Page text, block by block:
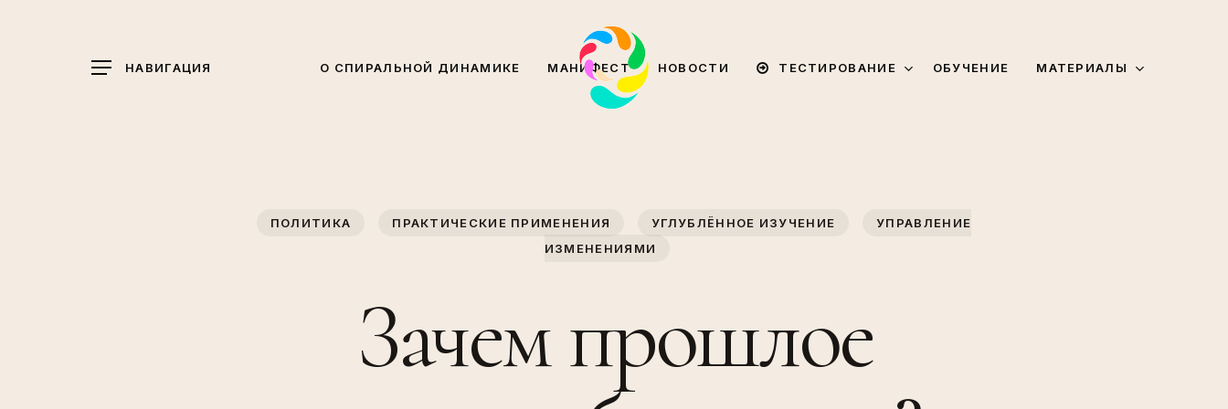
НАВИГАЦИЯ О СПИРАЛЬНОЙ ДИНАМИКЕ МАНИФЕСТ НОВОСТИ ТЕСТИРОВАНИЕ ОБУЧЕНИЕ МАТЕРИАЛЫ
ПОЛИТИКА ПРАКТИЧЕСКИЕ ПРИМЕНЕНИЯ УГЛУБЛЁННОЕ ИЗУЧЕНИЕ
УПРАВЛЕНИЕ
ИЗМЕНЕНИЯМИ
Зачем прошлое